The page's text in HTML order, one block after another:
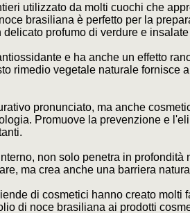
utilizzato da molti cuochi che
brasiliana è perfetto per la
profumo di verdure e
e ha anche un effetto
rimedio vegetale naturale fornisce
pronunciato, ma anche
Promuove la prevenzione e
non solo penetra in
ma crea anche una barriera
di cosmetici hanno creato
di noce brasiliana ai prodotti